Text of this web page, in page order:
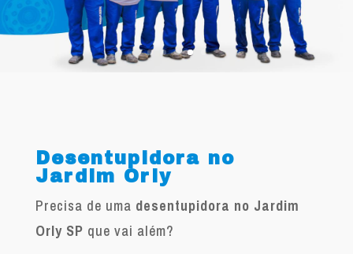
Desentupidora no
Jardim Orly
Precisa de uma desentupidora no Jardim
Orly SP que vai além?